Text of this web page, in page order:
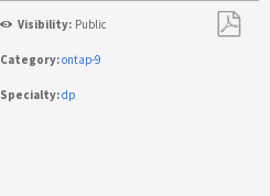
Visibility: Public
Category:ontap-9
Specialty:dp